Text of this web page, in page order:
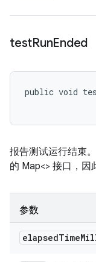
testRunEnded
public void
报告测试运行结束
的 Map<> 接口，因
参数
elapsedTime